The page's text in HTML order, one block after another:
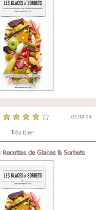
moyenne est 4 sur 5 02.08.24
Très bien
Recettes de Glaces & Sorbets